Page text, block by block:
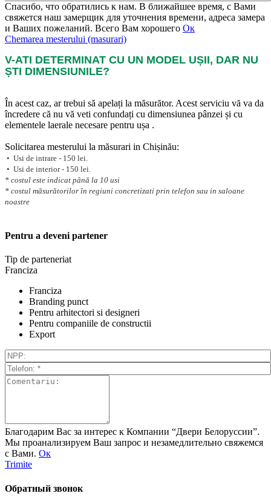
Спасибо, что обратились к нам. В ближайшее время, с Вами
свяжется наш замерщик для уточнения времени, адреса замера
и Ваших пожеланий. Всего Вам хорошего Ок
Chemarea mesterului (masurari)
V-ATI DETERMINAT CU UN MODEL UȘII, DAR NU
ȘTI DIMENSIUNILE?
În acest caz, ar trebui să apelați la măsurător. Acest serviciu vă va da
încredere că nu vă veti confundați cu dimensiunea pânzei și cu
elementele laerale necesare pentru ușa .
Solicitarea mesterului la măsurari in Chișinău:
• Usi de intrare - 150 lei.
• Usi de interior - 150 lei.
* costul este indicat până la 10 usi
* costul măsurătorilor în regiuni concretizati prin telefon sau in saloane
noastre
Pentru a deveni partener
Tip de parteneriat
Franciza
Franciza
Branding punct
Pentru arhitectori si designeri
Pentru companiile de constructii
Export
Благодарим Вас за интерес к Компании “Двери Белоруссии”.
Мы проанализируем Ваш запрос и незамедлительно свяжемся
с Вами. Ок
Trimite
Обратный звонок